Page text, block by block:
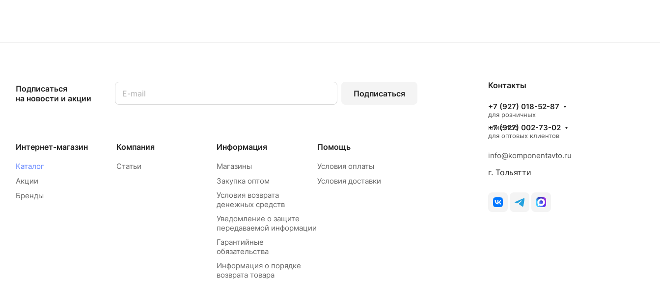
Подписаться
на новости и акции
Подписаться
Интернет-магазин
Каталог
Акции
Бренды
Компания
Статьи
Информация
Магазины
Закупка оптом
Условия возврата
денежных средств
Уведомление о защите
передаваемой информации
Гарантийные
обязательства
Информация о порядке
возврата товара
Помощь
Условия оплаты
Условия доставки
Контакты
+7 (927) 018-52-87
для розничных
клиентов
+7 (927) 002-73-02
для оптовых клиентов
info@komponentavto.ru
г. Тольятти